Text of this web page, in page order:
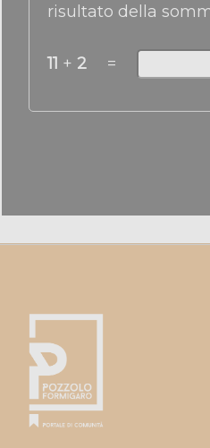
risultato della
11 + 2 =